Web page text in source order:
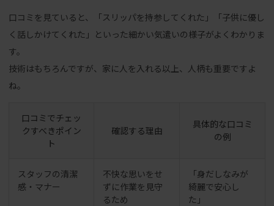
口コミを見ていると、「スリッパを持参してくれた」「子供に優し
く話しかけてくれた」といった細かい気遣いの様子がよくわかりま
す。
技術はもちろんですが、家に人を入れる以上、人柄も重要ですよ
ね。
口コミでチェッ
クすべきポイン
ト
確認する理由
具体的な口コミ
の例
スタッフの清潔
感・マナー
不快な思いをせ
ずに作業を見守
るため
「身だしなみが
綺麗で安心し
た」